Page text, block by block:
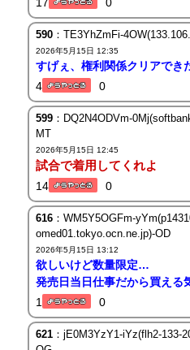
590：TE3YhZmFi-
2026年5月15日 12:35
すげぇ、権利関係クリアでき
4
0
599：DQ2N4ODVm-
MT
2026年5月15日 12:45
試合で着用してくれよ
14 0
616：WM5Y5OGFm-
omed01.tokyo.ocn.ne.jp)-OD
2026年5月15日 13:12
欲しいけど数量限定…
発売日当日仕事だから買える
1
0
621：jE0M3YzY1-iYz(flh2-133-